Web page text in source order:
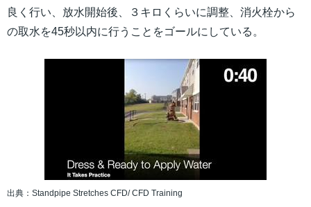
良く行い、放水開始後、３キロくらいに調整、消火栓から
の取水を45秒以内に行うことをゴールにしている。
出典：Standpipe Stretches CFD/ CFD Training